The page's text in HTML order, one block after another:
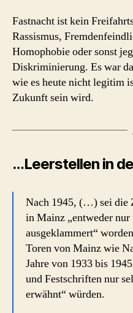
Fastnacht ist kein
Rassismus,
Homophobie oder sonst
Diskriminierung. Es war
wie es heute nicht legitim
Zukunft sein wird.
…Leerstellen in
Nach 1945, (…) sei die
in Mainz „entweder
ausgeklammert“
Toren von Mainz wie
Jahre von 1933 bis
und Festschriften nur
erwähnt“ würden.